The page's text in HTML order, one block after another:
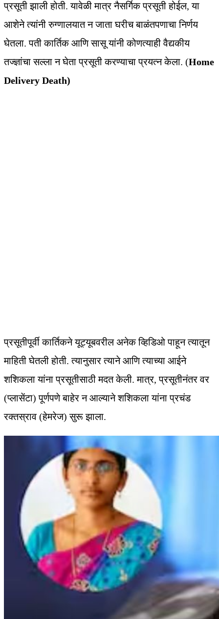
प्रसूती झाली होती. यावेळी मात्र नैसर्गिक प्रसूती होईल, या
आशेने त्यांनी रुग्णालयात न जाता घरीच बाळंतपणाचा निर्णय
घेतला. पती कार्तिक आणि सासू यांनी कोणत्याही वैद्यकीय
तज्ज्ञांचा सल्ला न घेता प्रसूती करण्याचा प्रयत्न केला. (Home
Delivery Death)
प्रसूतीपूर्वी कार्तिकने यूट्यूबवरील अनेक व्हिडिओ पाहून त्यातून
माहिती घेतली होती. त्यानुसार त्याने आणि त्याच्या आईने
शशिकला यांना प्रसूतीसाठी मदत केली. मात्र, प्रसूतीनंतर वर
(प्लासेंटा) पूर्णपणे बाहेर न आल्याने शशिकला यांना प्रचंड
रक्तस्राव (हेमरेज) सुरू झाला.